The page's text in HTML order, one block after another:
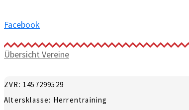
Facebook
Übersicht Vereine
ZVR: 1457299529
Altersklasse: Herrentraining